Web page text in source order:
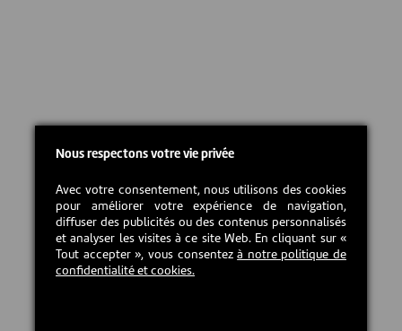
Nous respectons votre vie privée
Avec votre consentement, nous utilisons des cookies
pour améliorer votre expérience de navigation,
diffuser des publicités ou des contenus personnalisés
et analyser les visites à ce site Web. En cliquant sur «
Tout accepter », vous consentezà notre politique de
confidentialité et cookies.